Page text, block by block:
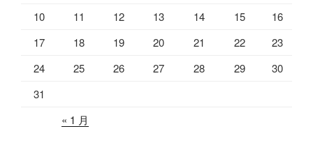
10 11 12 13 14 15
16
17
18 19 20 21 22
23
24
25 26 27 28 29
30
31
« 1 月